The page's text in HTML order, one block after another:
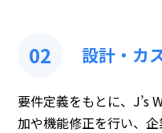
02 設計・カ
要件定義をもとに、J’s
加や機能修正を行い、